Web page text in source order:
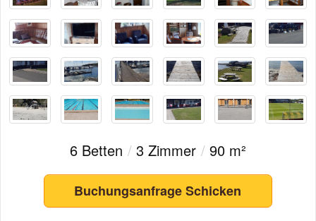
6 Betten /3 Zimmer /90 m²
Buchungsanfrage Schicken